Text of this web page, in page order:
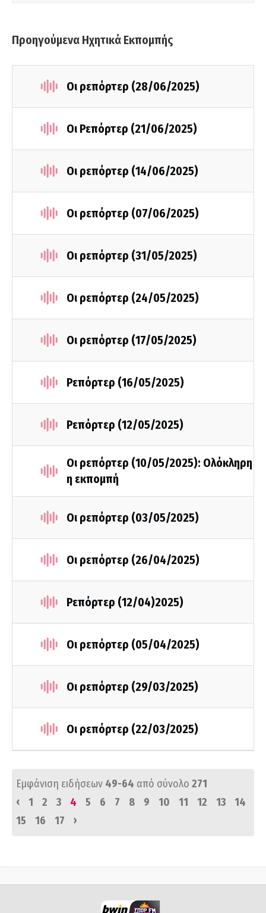
Προηγούμενα Ηχητικά Εκπομπής
Οι ρεπόρτερ (28/06/2025)
Οι Ρεπόρτερ (21/06/2025)
Οι ρεπόρτερ (14/06/2025)
Οι ρεπόρτερ (07/06/2025)
Οι ρεπόρτερ (31/05/2025)
Οι ρεπόρτερ (24/05/2025)
Οι ρεπόρτερ (17/05/2025)
Ρεπόρτερ (16/05/2025)
Ρεπόρτερ (12/05/2025)
Οι ρεπόρτερ (10/05/2025): Ολόκληρη
η εκπομπή
Οι ρεπόρτερ (03/05/2025)
Οι ρεπόρτερ (26/04/2025)
Ρεπόρτερ (12/04)2025)
Οι ρεπόρτερ (05/04/2025)
Οι ρεπόρτερ (29/03/2025)
Οι ρεπόρτερ (22/03/2025)
Εμφάνιση ειδήσεων 49-64 από σύνολο 271
‹
1 2 3 4 5 6 7 8 9 10 11 12 13
14
15
16 17 ›